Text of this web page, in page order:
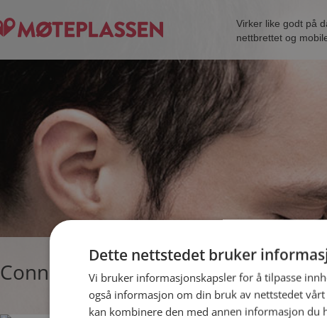
Virker like godt på
nettbrettet og
Connie, single kvinne fra Hadsel
Dette nettstedet bruker
Vi bruker informasjonskapsler for å tilpasse
også informasjon om din bruk av nettstedet
kan kombinere den med annen informasjon